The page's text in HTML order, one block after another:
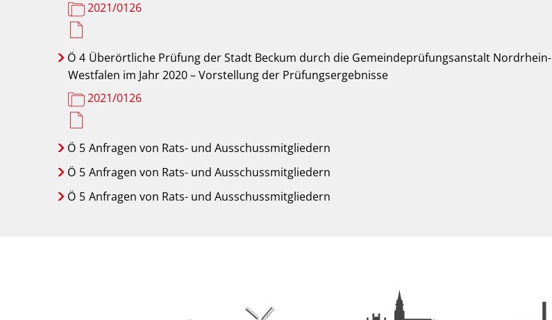
2021/0126
Ö 4 Überörtliche Prüfung der Stadt Beckum durch die Gemeindeprüfungsanstalt Nordrhein-
Westfalen im Jahr 2020 – Vorstellung der Prüfungsergebnisse
2021/0126
Ö 5 Anfragen von Rats- und Ausschussmitgliedern
Ö 5 Anfragen von Rats- und Ausschussmitgliedern
Ö 5 Anfragen von Rats- und Ausschussmitgliedern